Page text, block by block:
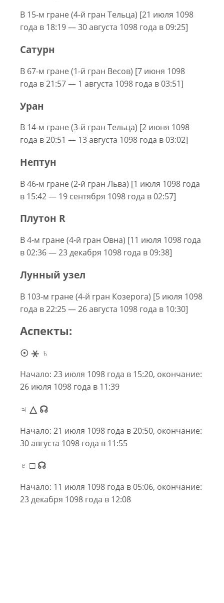
В 15-м гране (4-й гран Тельца) [21 июля 1098
года в 18:19 — 30 августа 1098 года в 09:25]
Сатурн
В 67-м гране (1-й гран Весов) [7 июня 1098
года в 21:57 — 1 августа 1098 года в 03:51]
Уран
В 14-м гране (3-й гран Тельца) [2 июня 1098
года в 20:51 — 13 августа 1098 года в 03:02]
Нептун
В 46-м гране (2-й гран Льва) [1 июля 1098 года
в 15:42 — 19 сентября 1098 года в 02:57]
Плутон R
В 4-м гране (4-й гран Овна) [11 июля 1098 года
в 02:36 — 23 декабря 1098 года в 09:38]
Лунный узел
В 103-м гране (4-й гран Козерога) [5 июля 1098
года в 22:25 — 26 августа 1098 года в 10:30]
Аспекты:
☉ ⚹ ♄
Начало: 23 июля 1098 года в 15:20, окончание:
26 июля 1098 года в 11:39
♃ △ ☊
Начало: 21 июля 1098 года в 20:50, окончание:
30 августа 1098 года в 11:55
♇ □ ☊
Начало: 11 июля 1098 года в 05:06, окончание:
23 декабря 1098 года в 12:08